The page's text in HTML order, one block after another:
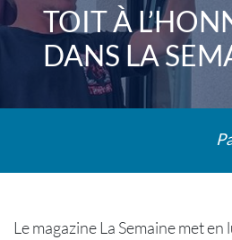
TOIT À
DANS LA
Le magazine La Semaine met